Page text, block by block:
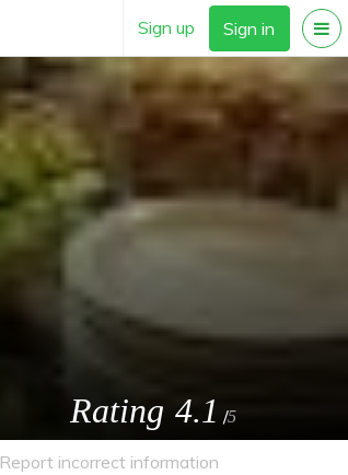
Sign up Sign in
Rating 4.1 /5
Report incorrect information